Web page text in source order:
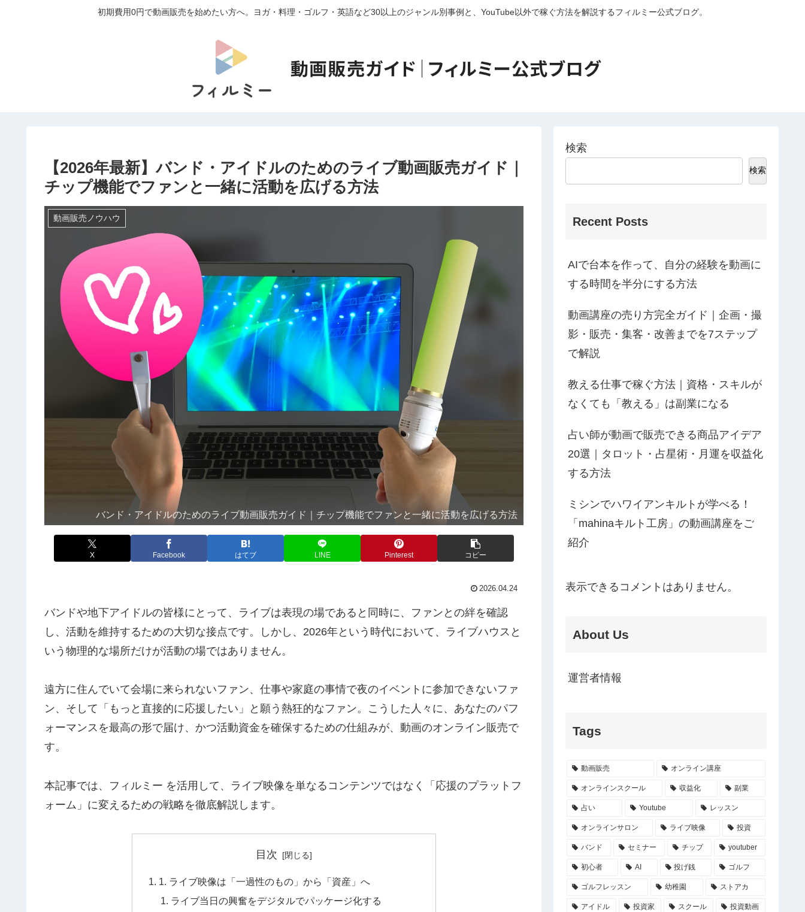
初期費用0円で動画販売を始めたい方へ。ヨガ・料理・ゴルフ・英語など30以上のジャンル別事例と、YouTube以外で稼ぐ方法を解説するフィルミー公式ブログ。
【2026年最新】バンド・アイドルのためのライブ動画販売ガイド｜
チップ機能でファンと一緒に活動を広げる方法
動画販売ノウハウ
バンド・アイドルのためのライブ動画販売ガイド｜チップ機能でファンと一緒に活動を広げる方法
X Facebook はてブ LINE Pinterest コピー
2026.04.24
バンドや地下アイドルの皆様にとって、ライブは表現の場であると同時に、ファンとの絆を確認
し、活動を維持するための大切な接点です。しかし、2026年という時代において、ライブハウスと
いう物理的な場所だけが活動の場ではありません。
遠方に住んでいて会場に来られないファン、仕事や家庭の事情で夜のイベントに参加できないファ
ン、そして「もっと直接的に応援したい」と願う熱狂的なファン。こうした人々に、あなたのパフ
ォーマンスを最高の形で届け、かつ活動資金を確保するための仕組みが、動画のオンライン販売で
す。
本記事では、フィルミー を活用して、ライブ映像を単なるコンテンツではなく「応援のプラットフ
ォーム」に変えるための戦略を徹底解説します。
目次
1. ライブ映像は「一過性のもの」から「資産」へ
ライブ当日の興奮をデジタルでパッケージ化する
検索
検索
Recent Posts
AIで台本を作って、自分の経験を動画に
する時間を半分にする方法
動画講座の売り方完全ガイド｜企画・撮
影・販売・集客・改善までを7ステップ
で解説
教える仕事で稼ぐ方法｜資格・スキルが
なくても「教える」は副業になる
占い師が動画で販売できる商品アイデア
20選｜タロット・占星術・月運を収益化
する方法
ミシンでハワイアンキルトが学べる！
「mahinaキルト工房」の動画講座をご
紹介
表示できるコメントはありません。
About Us
運営者情報
Tags
動画販売 オンライン講座
オンラインスクール 収益化 副業
占い Youtube レッスン
オンラインサロン ライブ映像 投資
バンド セミナー チップ youtuber
初心者 AI 投げ銭 ゴルフ
ゴルフレッスン 幼稚園 ストアカ
アイドル 投資家 スクール 投資動画